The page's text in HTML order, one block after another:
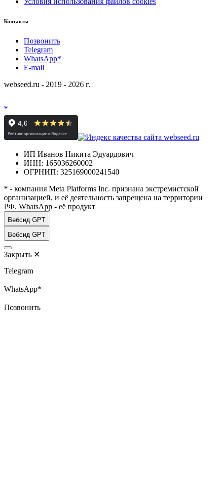
Контакты
Позвонить
Telegram
WhatsApp*
E-mail
webseed.ru - 2019 - 2026 г.
*
ИП Иванов Никита Эдуардович
ИНН: 165036260002
ОГРНИП: 325169000241540
* - компания Meta Platforms Inc. признана экстремистской
организацией, и её деятельность запрещена на территории
РФ. WhatsApp - её продукт
Вебсид GPT
Вебсид GPT
Закрыть ✕
Telegram
WhatsApp*
Позвонить